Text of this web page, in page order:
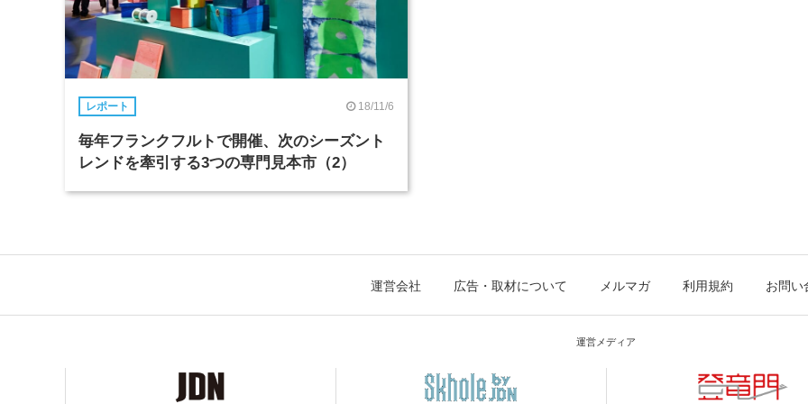
レポート 18/11/6
毎年フランクフルトで開催、次のシーズント
レンドを牽引する3つの専門見本市（2）
運営会社 広告・取材について メルマガ 利用規約 お問い
運営メディア